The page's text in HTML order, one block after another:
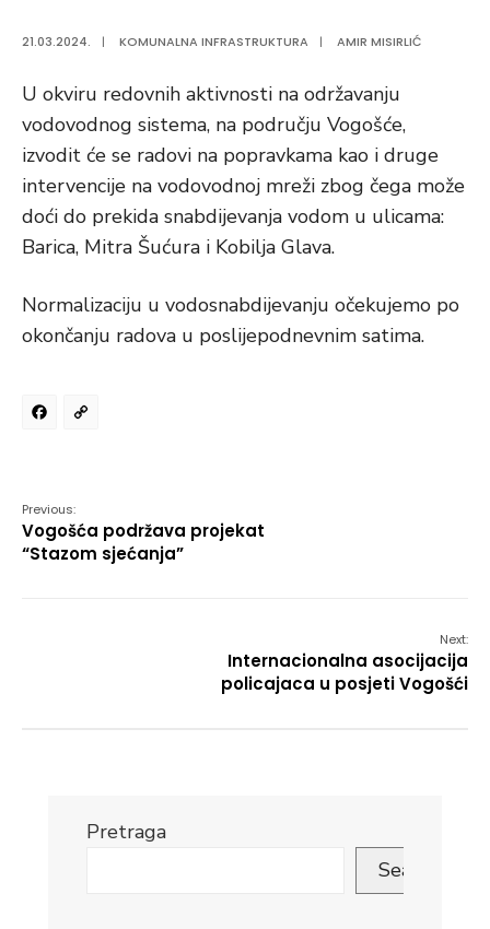
21.03.2024. | KOMUNALNA INFRASTRUKTURA | AMIR MISIRLIĆ
U okviru redovnih aktivnosti na održavanju
vodovodnog sistema, na području Vogošće,
izvodit će se radovi na popravkama kao i druge
intervencije na vodovodnoj mreži zbog čega može
doći do prekida snabdijevanja vodom u ulicama:
Barica, Mitra Šućura i Kobilja Glava.
Normalizaciju u vodosnabdijevanju očekujemo po
okončanju radova u poslijepodnevnim satima.
Facebook
Previous:
Vogošća podržava projekat
“Stazom sjećanja”
Next:
Internacionalna asocijacija
policajaca u posjeti Vogošći
Pretraga
Search